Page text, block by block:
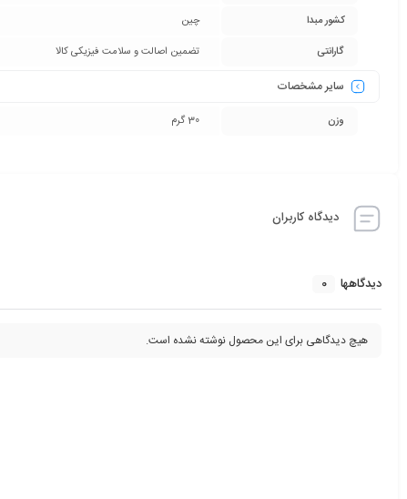
کشور مبدا
چین
گارانتی
تضمین اصالت و سلامت فیزیکی کالا
سایر مشخصات
وزن 30 گرم
دیدگاه کاربران
دیدگاهها 0
هیچ دیدگاهی برای این محصول نوشته نشده است.